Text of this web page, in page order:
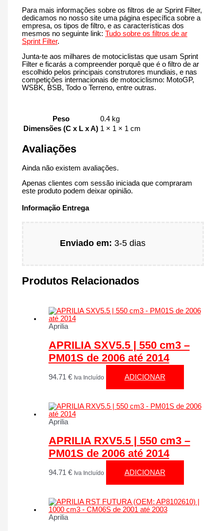
Para mais informações sobre os filtros de ar Sprint Filter,
dedicamos no nosso site uma página específica sobre a
empresa, os tipos de filtro, e as características dos
mesmos no seguinte link:Tudo sobre os filtros de ar
Sprint Filter.
Junta-te aos milhares de motociclistas que usam Sprint
Filter e ficarás a compreender porquê que é o filtro de ar
escolhido pelos principais construtores mundiais, e nas
competições internacionais de motociclismo: MotoGP,
WSBK, BSB, Todo o Terreno, entre outras.
Peso
0.4 kg
Dimensões (C x L x A) 1 × 1 × 1 cm
Avaliações
Ainda não existem avaliações.
Apenas clientes com sessão iniciada que compraram
este produto podem deixar opinião.
Informação Entrega
Enviado em: 3-5 dias
Produtos Relacionados
Aprilia
APRILIA SXV5.5 | 550 cm3 –
PM01S de 2006 até 2014
94.71 € Iva Incluído ADICIONAR
Aprilia
APRILIA RXV5.5 | 550 cm3 –
PM01S de 2006 até 2014
94.71 € Iva Incluído ADICIONAR
Aprilia